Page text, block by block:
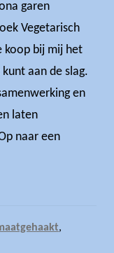
garen
Vegetarisch
koop bij mij het
aan de slag.
en
laten
naar een
,